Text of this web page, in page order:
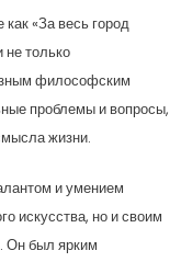
«За весь город
только
философским
проблемы и вопросы,
жизни.
и умением
искусства, но и своим
Он был ярким